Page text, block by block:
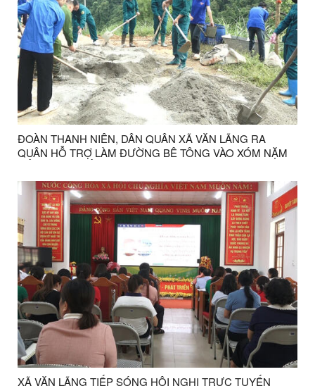
ĐOÀN THANH NIÊN, DÂN QUÂN XÃ VĂN LÃNG RA
QUÂN HỖ TRỢ LÀM ĐƯỜNG BÊ TÔNG VÀO XÓM NẶM
XÃ VĂN LÃNG TIẾP SÓNG HỘI NGHỊ TRỰC TUYẾN